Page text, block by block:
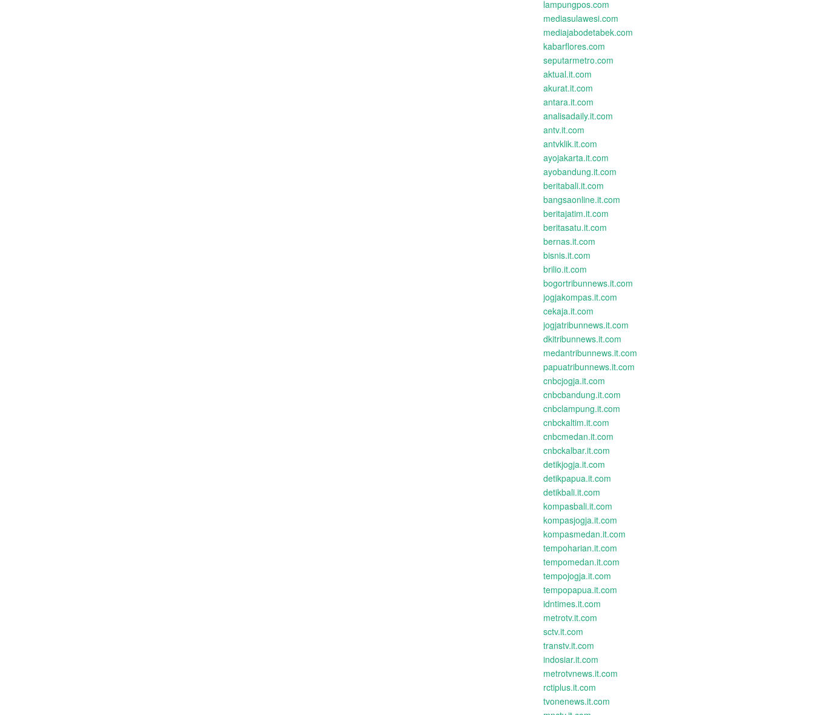
lampungpos.com
mediasulawesi.com
mediajabodetabek.com
kabarflores.com
seputarmetro.com
aktual.it.com
akurat.it.com
antara.it.com
analisadaily.it.com
antv.it.com
antvklik.it.com
ayojakarta.it.com
ayobandung.it.com
beritabali.it.com
bangsaonline.it.com
beritajatim.it.com
beritasatu.it.com
bernas.it.com
bisnis.it.com
brilio.it.com
bogortribunnews.it.com
jogjakompas.it.com
cekaja.it.com
jogjatribunnews.it.com
dkitribunnews.it.com
medantribunnews.it.com
papuatribunnews.it.com
cnbcjogja.it.com
cnbcbandung.it.com
cnbclampung.it.com
cnbckaltim.it.com
cnbcmedan.it.com
cnbckalbar.it.com
detikjogja.it.com
detikpapua.it.com
detikbali.it.com
kompasbali.it.com
kompasjogja.it.com
kompasmedan.it.com
tempoharian.it.com
tempomedan.it.com
tempojogja.it.com
tempopapua.it.com
idntimes.it.com
metrotv.it.com
sctv.it.com
transtv.it.com
indosiar.it.com
metrotvnews.it.com
rctiplus.it.com
tvonenews.it.com